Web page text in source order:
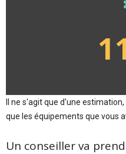
Il ne s'agit que d'une
que les équipements que vous
Un conseiller va